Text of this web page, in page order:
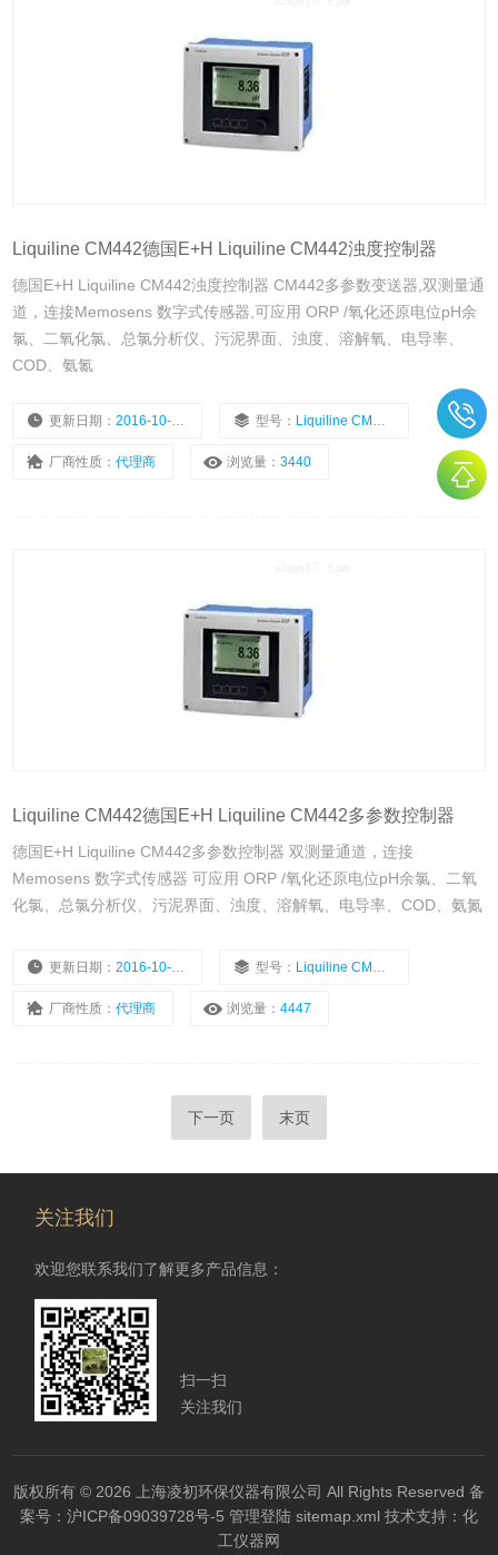
Liquiline CM442德国E+H Liquiline CM442浊度控制器
德国E+H Liquiline CM442浊度控制器 CM442多参数变送器,双测量通
道，连接Memosens 数字式传感器,可应用 ORP /氧化还原电位pH余
氯、二氧化氯、总氯分析仪、污泥界面、浊度、溶解氧、电导率、
COD、氨氮
更新日期：2016-10-18 型号： Liquiline CM442
厂商性质：代理商 浏览量：3440
Liquiline CM442德国E+H Liquiline CM442多参数控制器
德国E+H Liquiline CM442多参数控制器 双测量通道，连接
Memosens 数字式传感器 可应用 ORP /氧化还原电位pH余氯、二氧
化氯、总氯分析仪、污泥界面、浊度、溶解氧、电导率、COD、氨氮
更新日期：2016-10-18 型号： Liquiline CM442
厂商性质：代理商 浏览量：4447
下一页 末页
关注我们
欢迎您联系我们了解更多产品信息：
扫一扫
关注我们
版权所有 © 2026 上海凌初环保仪器有限公司 All Rights Reserved 备
案号：沪ICP备09039728号-5 管理登陆 sitemap.xml 技术支持： 化
工仪器网